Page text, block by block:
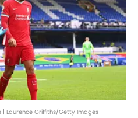
| Laurence Griffiths/Getty Images